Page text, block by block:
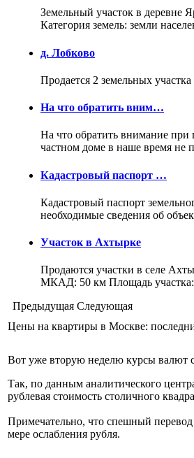
Земельный участок в деревне
Категория земель: земли
д. Лобково
Продается 2 земельных
На что обратить вним…
На что обратить внимание при
частном доме в наше время не
Кадастровый паспорт …
Кадастровый паспорт
необходимые сведения об
Участок в Ахтырке
Продаются участки в селе
МКАД: 50 км Площадь участка:
Предыдущая Следующая
Цены на квартиры в Москве:
Вот уже вторую неделю курсы валют
Так, по данным аналитического
рублевая стоимость столичного
Примечательно, что спешный
мере ослабления рубля.